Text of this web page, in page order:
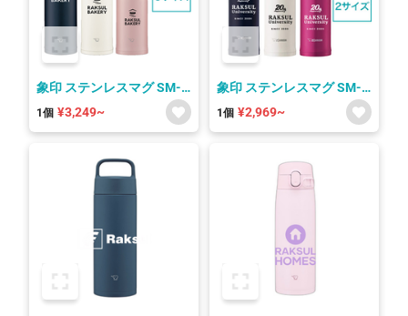
象印 ステンレスマグ SM-
SF型 ワンタッチオープン
1個 ¥3,249~
象印 ステンレスマグ SM-
1個 ¥2,969~